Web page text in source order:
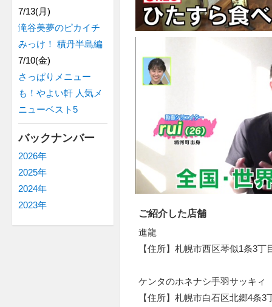
ご紹介した店舗
進龍
【住所】札幌市西区琴似1条3丁
ケンタのホネナシ手羽サッキィ
【住所】札幌市白石区北郷4条3
7/13(月)
滝谷美夢のピカイチ
みっけ！ 積丹半島編
7/10(金)
さっぱりメニュー
も！やよい軒 人気メ
ニューベスト5
バックナンバー
2026年
2025年
2024年
2023年